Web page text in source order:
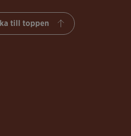
till toppen